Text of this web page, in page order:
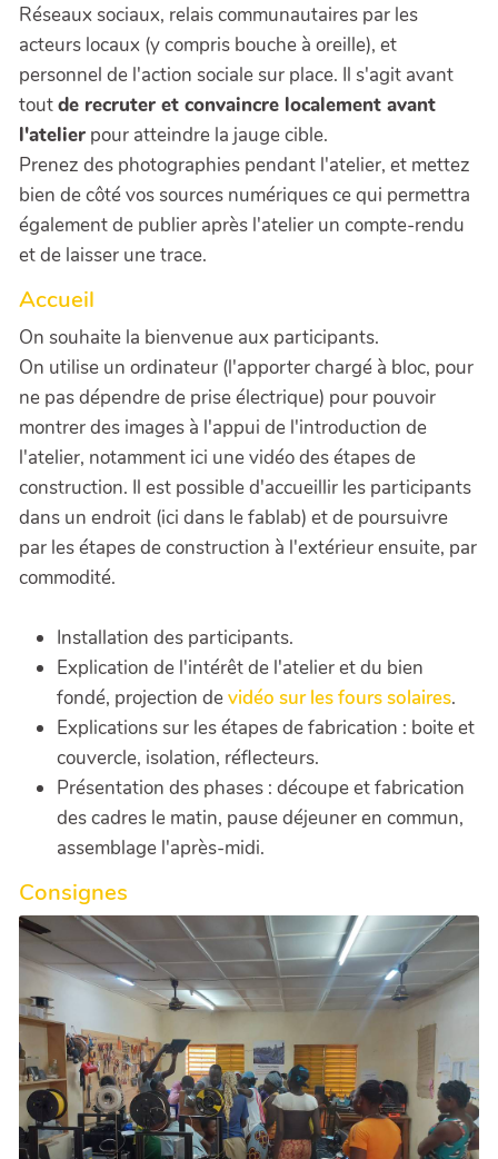
Réseaux sociaux, relais communautaires par les
acteurs locaux (y compris bouche à oreille), et
personnel de l'action sociale sur place. Il s'agit avant
toutde recruter et convaincre localement avant
l'atelier pour atteindre la jauge cible.
Prenez des photographies pendant l'atelier, et mettez
bien de côté vos sources numériques ce qui permettra
également de publier après l'atelier un compte-rendu
et de laisser une trace.
Accueil
On souhaite la bienvenue aux participants.
On utilise un ordinateur (l'apporter chargé à bloc, pour
ne pas dépendre de prise électrique) pour pouvoir
montrer des images à l'appui de l'introduction de
l'atelier, notamment ici une vidéo des étapes de
construction. Il est possible d'accueillir les participants
dans un endroit (ici dans le fablab) et de poursuivre
par les étapes de construction à l'extérieur ensuite, par
commodité.
Installation des participants.
Explication de l'intérêt de l'atelier et du bien
fondé, projection devidéo sur les fours solaires.
Explications sur les étapes de fabrication : boite et
couvercle, isolation, réflecteurs.
Présentation des phases : découpe et fabrication
des cadres le matin, pause déjeuner en commun,
assemblage l'après-midi.
Consignes